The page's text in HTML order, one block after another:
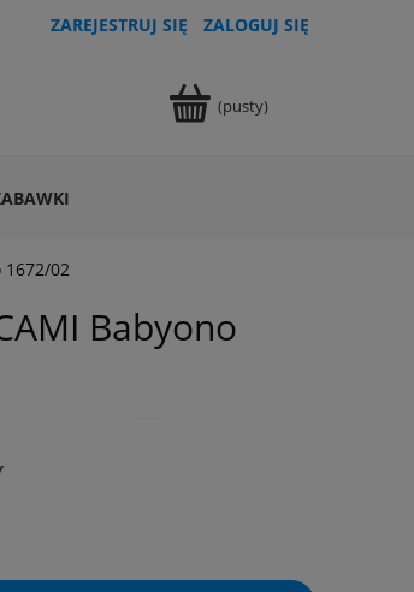
ZAREJESTRUJ SIĘ ZALOGUJ SIĘ
(pusty)
1672/02
Babyono